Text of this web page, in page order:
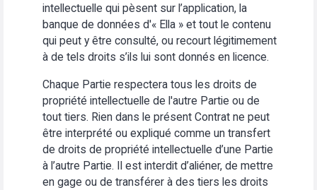
intellectuelle qui pèsent sur l’application, la
banque de données d'« Ella » et tout le contenu
qui peut y être consulté, ou recourt légitimement
à de tels droits s’ils lui sont donnés en licence.
Chaque Partie respectera tous les droits de
propriété intellectuelle de l'autre Partie ou de
tout tiers. Rien dans le présent Contrat ne peut
être interprété ou expliqué comme un transfert
de droits de propriété intellectuelle d’une Partie
à l’autre Partie. Il est interdit d’aliéner, de mettre
en gage ou de transférer à des tiers les droits